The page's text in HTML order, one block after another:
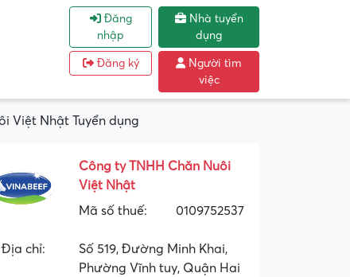
Đăng
nhập
Đăng ký
Nhà tuyển
dụng
Người tìm
việc
Việt Nhật Tuyển dụng
Công ty TNHH Chăn Nuôi
Việt Nhật
Mã số thuế:
0109752537
Địa chỉ:
Số 519, Đường Minh Khai,
Phường Vĩnh tuy, Quận Hai